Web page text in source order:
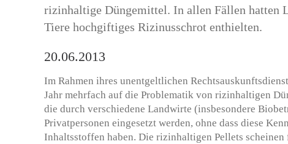
rizinhaltige Düngemittel. In allen Fällen hatten
Tiere hochgiftiges Rizinusschrot enthielten.
20.06.2013
Im Rahmen ihres unentgeltlichen
Jahr mehrfach auf die Problematik von rizinhaltigen
die durch verschiedene Landwirte (insbesondere
Privatpersonen eingesetzt werden, ohne dass diese
Inhaltsstoffen haben. Die rizinhaltigen Pellets